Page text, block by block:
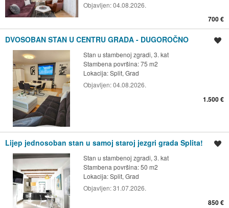
Objavljen:04.08.2026.
700 €
DVOSOBAN STAN U CENTRU GRADA - DUGOROČNO
Stan u stambenoj zgradi, 3. kat
Stambena površina: 75 m2
Lokacija:Split, Grad
Objavljen:04.08.2026.
1.500 €
Lijep jednosoban stan u samoj staroj jezgri grada Splita!
Stan u stambenoj zgradi, 3. kat
Stambena površina: 50 m2
Lokacija:Split, Grad
Objavljen:31.07.2026.
850 €